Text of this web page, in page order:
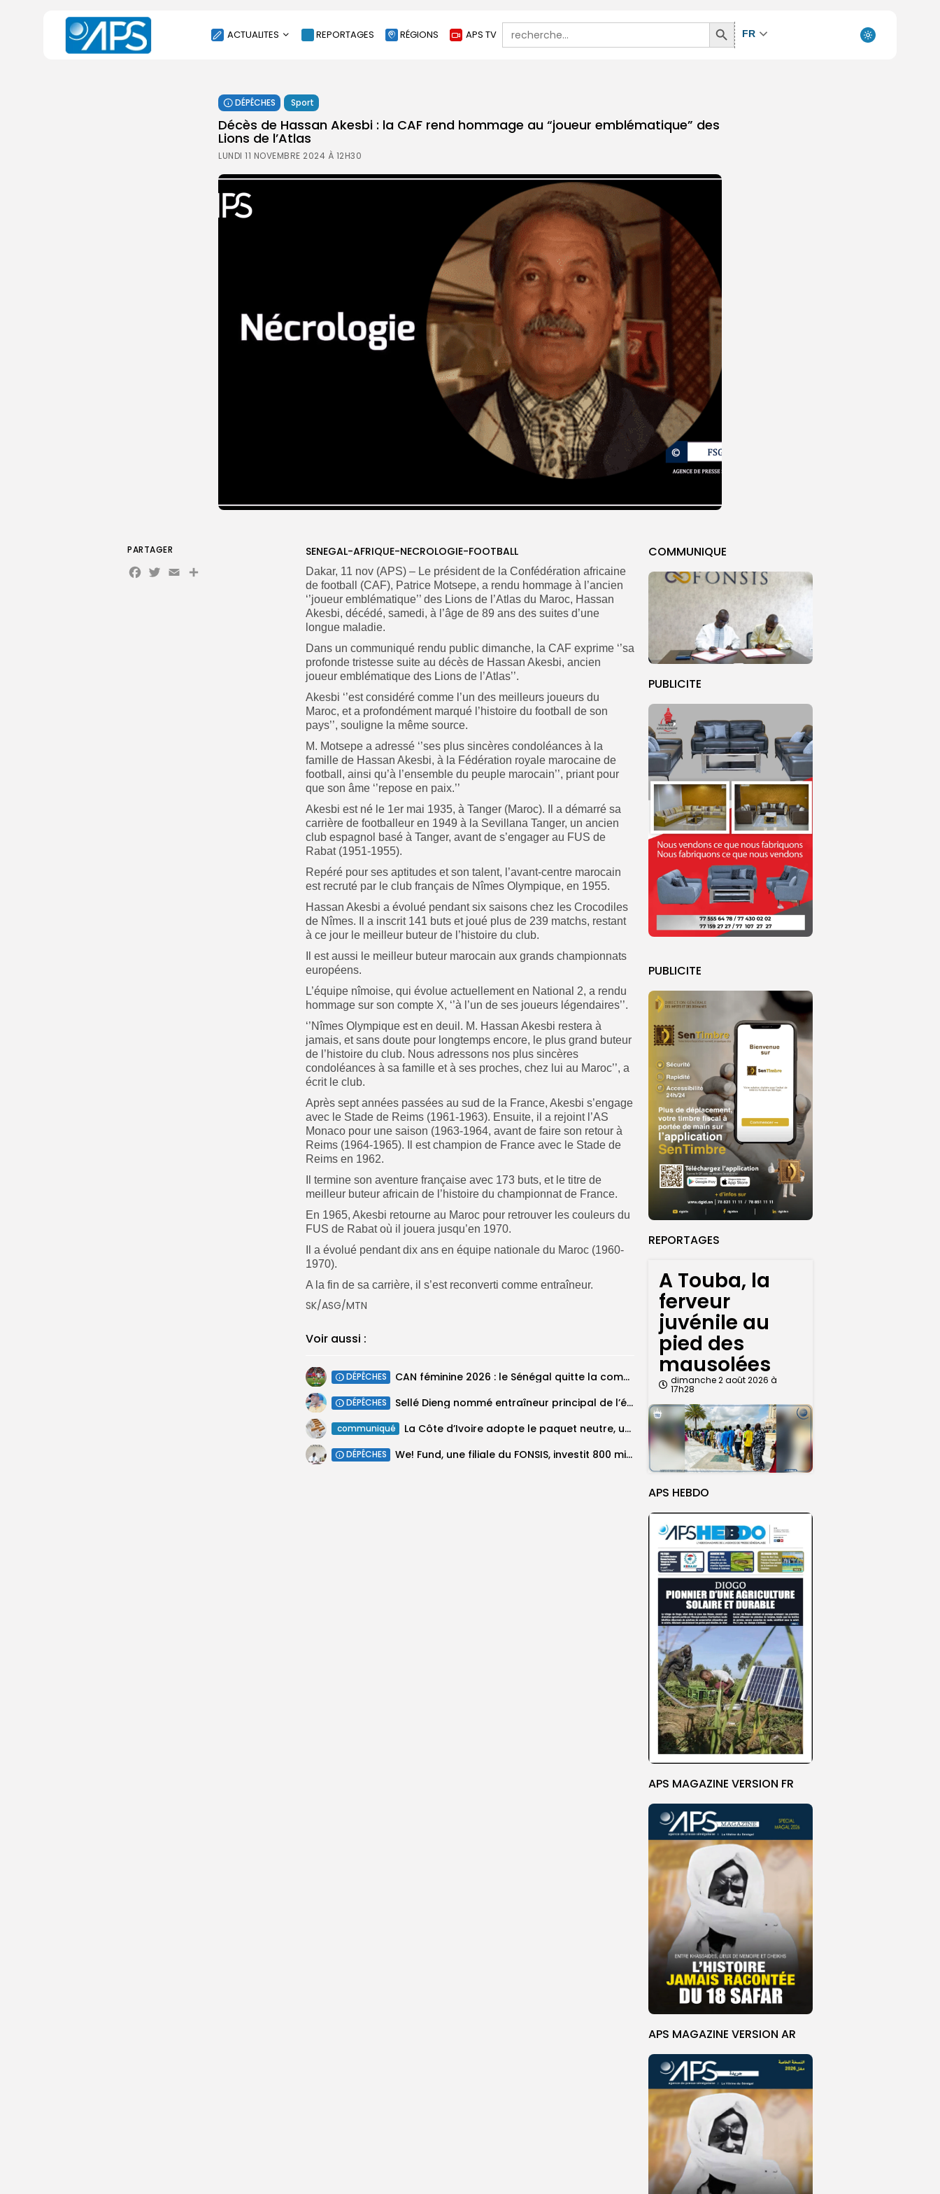
ACTUALITES
SOCIÉTÉ
ÉCONOMIE
CULTURE
ENVIRONNEMENT
INTERNATIONAL
REPORTAGES RÉGIONS APS TV
Search
for:
Search
Button
FR
DÉPÊCHES Sport
Décès de Hassan Akesbi : la CAF rend hommage au “joueur emblématique” des
Lions de l’Atlas
LUNDI 11 NOVEMBRE 2024 À 12H30
COMMUNIQUE
PUBLICITE
PUBLICITE
REPORTAGES
A Touba, la
ferveur
juvénile au
pied des
mausolées
dimanche 2 août 2026 à
17h28
APS HEBDO
APS MAGAZINE VERSION FR
APS MAGAZINE VERSION AR
SENEGAL-AFRIQUE-NECROLOGIE-FOOTBALL
Dakar, 11 nov (APS) – Le président de la Confédération africaine
de football (CAF), Patrice Motsepe, a rendu hommage à l’ancien
‘’joueur emblématique’’ des Lions de l’Atlas du Maroc, Hassan
Akesbi, décédé, samedi, à l’âge de 89 ans des suites d’une
longue maladie.
Dans un communiqué rendu public dimanche, la CAF exprime ‘’sa
profonde tristesse suite au décès de Hassan Akesbi, ancien
joueur emblématique des Lions de l’Atlas’’.
Akesbi ‘’est considéré comme l’un des meilleurs joueurs du
Maroc, et a profondément marqué l’histoire du football de son
pays’’, souligne la même source.
M. Motsepe a adressé ‘’ses plus sincères condoléances à la
famille de Hassan Akesbi, à la Fédération royale marocaine de
football, ainsi qu’à l’ensemble du peuple marocain’’, priant pour
que son âme ‘’repose en paix.’’
Akesbi est né le 1er mai 1935, à Tanger (Maroc). Il a démarré sa
carrière de footballeur en 1949 à la Sevillana Tanger, un ancien
club espagnol basé à Tanger, avant de s’engager au FUS de
Rabat (1951-1955).
Repéré pour ses aptitudes et son talent, l’avant-centre marocain
est recruté par le club français de Nîmes Olympique, en 1955.
Hassan Akesbi a évolué pendant six saisons chez les Crocodiles
de Nîmes. Il a inscrit 141 buts et joué plus de 239 matchs, restant
à ce jour le meilleur buteur de l’histoire du club.
Il est aussi le meilleur buteur marocain aux grands championnats
européens.
L’équipe nîmoise, qui évolue actuellement en National 2, a rendu
hommage sur son compte X, ‘’à l’un de ses joueurs légendaires’’.
‘’Nîmes Olympique est en deuil. M. Hassan Akesbi restera à
jamais, et sans doute pour longtemps encore, le plus grand buteur
de l’histoire du club. Nous adressons nos plus sincères
condoléances à sa famille et à ses proches, chez lui au Maroc’’, a
écrit le club.
Après sept années passées au sud de la France, Akesbi s’engage
avec le Stade de Reims (1961-1963). Ensuite, il a rejoint l’AS
Monaco pour une saison (1963-1964, avant de faire son retour à
Reims (1964-1965). Il est champion de France avec le Stade de
Reims en 1962.
Il termine son aventure française avec 173 buts, et le titre de
meilleur buteur africain de l’histoire du championnat de France.
En 1965, Akesbi retourne au Maroc pour retrouver les couleurs du
FUS de Rabat où il jouera jusqu’en 1970.
Il a évolué pendant dix ans en équipe nationale du Maroc (1960-
1970).
A la fin de sa carrière, il s’est reconverti comme entraîneur.
SK/ASG/MTN
Voir aussi :
DÉPÊCHES ‎CAN féminine 2026 : le Sénégal quitte la compétition, le Maroc et...
DÉPÊCHES Sellé Dieng nommé entraîneur principal de l’équipe première ‎du Jaraaf (club)
communiqué La Côte d’Ivoire adopte le paquet neutre, un outil de renforcement de...
DÉPÊCHES We! Fund, une filiale du FONSIS, investit 800 millions de francs CFA...
PARTAGER
Facebook
Twitter
EmailPartager